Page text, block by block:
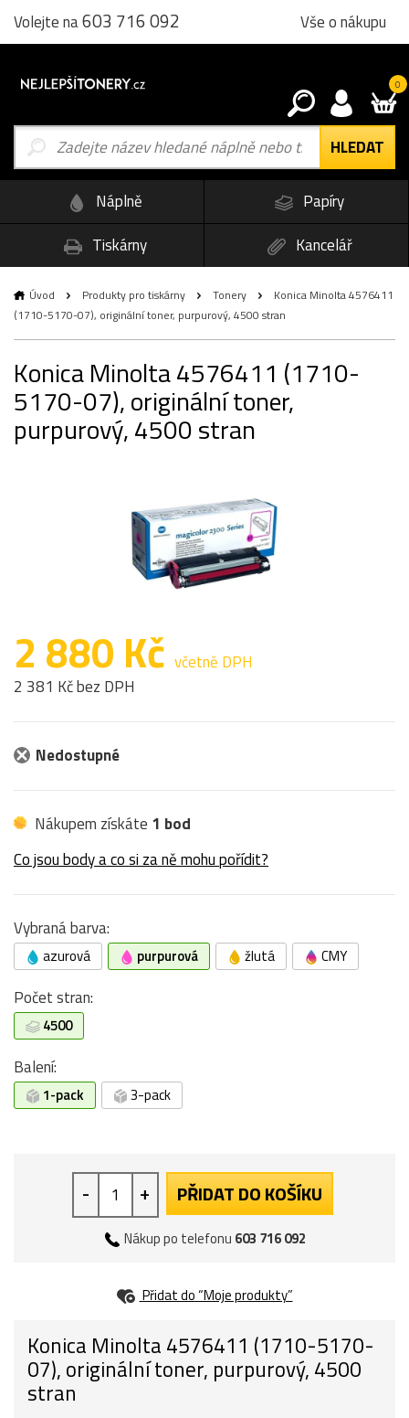
Volejte na603 716 092 Vše o nákupu
0
Náplně
Papíry
Tiskárny
Kancelář
Úvod Produkty pro tiskárny Tonery
Konica Minolta 4576411
(1710-5170-07), originální toner, purpurový, 4500 stran
Konica Minolta 4576411 (1710-
5170-07), originální toner,
purpurový, 4500 stran
2 880 Kč včetně DPH
2 381 Kč bez DPH
Nedostupné
Nákupem získáte 1 bod
Co jsou body a co si za ně mohu pořídit?
Vybraná barva:
azurová purpurová žlutá CMY
Počet stran:
4500
Balení:
1-pack 3-pack
- + PŘIDAT DO KOŠÍKU
Nákup po telefonu 603 716 092
Přidat do “Moje produkty”
Konica Minolta 4576411 (1710-5170-
07), originální toner, purpurový, 4500
stran